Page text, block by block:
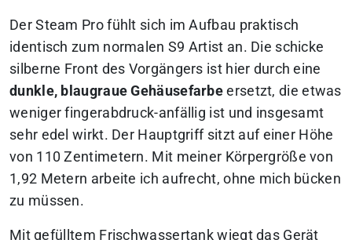
Der Steam Pro fühlt sich im Aufbau praktisch
identisch zum normalen S9 Artist an. Die schicke
silberne Front des Vorgängers ist hier durch eine
dunkle, blaugraue Gehäusefarbe ersetzt, die etwas
weniger fingerabdruck-anfällig ist und insgesamt
sehr edel wirkt. Der Hauptgriff sitzt auf einer Höhe
von 110 Zentimetern. Mit meiner Körpergröße von
1,92 Metern arbeite ich aufrecht, ohne mich bücken
zu müssen.
Mit gefülltem Frischwassertank wiegt das Gerät